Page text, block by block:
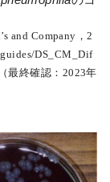
and Company，2
DS_CM_Dif
最終確認：2023年